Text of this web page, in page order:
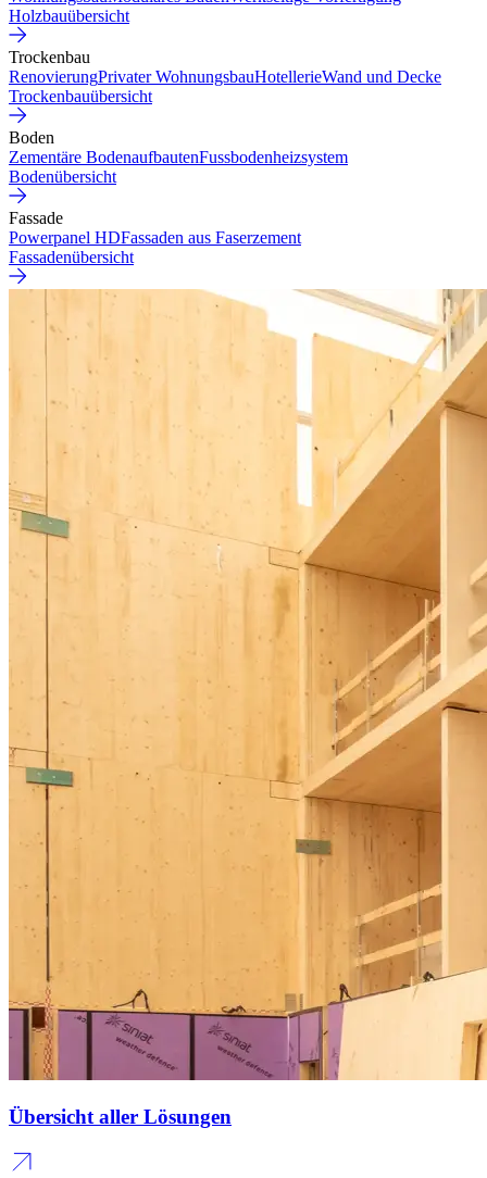
Holzbauübersicht
Trockenbau
RenovierungPrivater WohnungsbauHotellerieWand und Decke
Trockenbauübersicht
Boden
Zementäre BodenaufbautenFussbodenheizsystem
Bodenübersicht
Fassade
Powerpanel HDFassaden aus Faserzement
Fassadenübersicht
Übersicht aller Lösungen